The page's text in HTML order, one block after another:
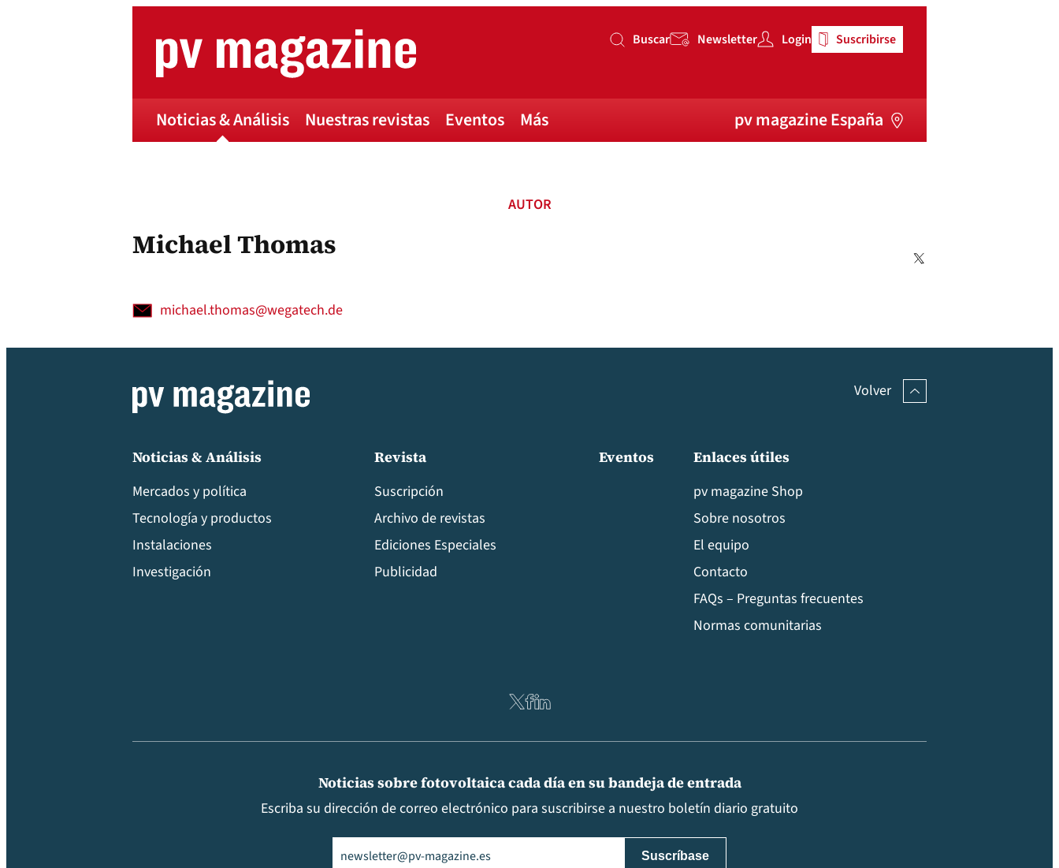
Buscar
Buscar Newsletter Login Suscribirse
Noticias & Análisis Nuestras revistas Eventos Más pv magazine España
AUTOR
Michael Thomas
michael.thomas@wegatech.de
Volver
Noticias & Análisis
Mercados y política
Tecnología y productos
Instalaciones
Investigación
Revista
Suscripción
Archivo de revistas
Ediciones Especiales
Publicidad
Eventos
Enlaces útiles
pv magazine Shop
Sobre nosotros
El equipo
Contacto
FAQs – Preguntas frecuentes
Normas comunitarias
Noticias sobre fotovoltaica cada día en su bandeja de entrada
Escriba su dirección de correo electrónico para suscribirse a nuestro boletín diario gratuito
(Obligatorio)